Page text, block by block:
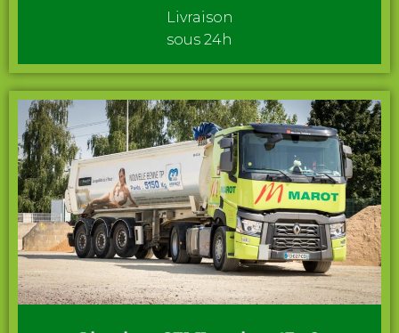
Livraison
sous 24h